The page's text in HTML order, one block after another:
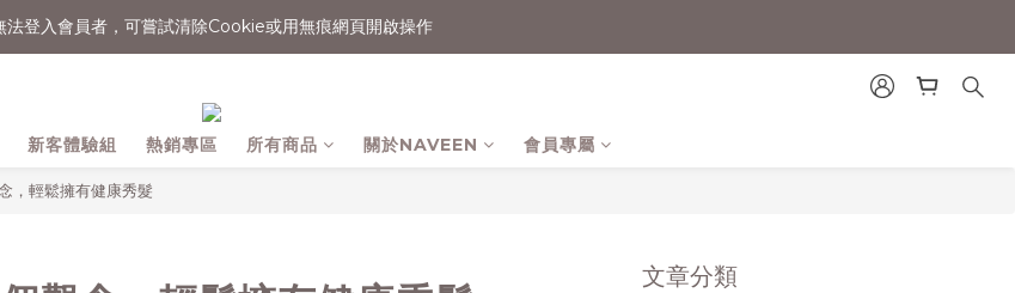
消費滿$1500宅配免運
消費滿$1500宅配免運
新客體驗組 熱銷專區 所有商品 關於NAVEEN 會員專屬
，輕鬆擁有健康秀髮
文章分類